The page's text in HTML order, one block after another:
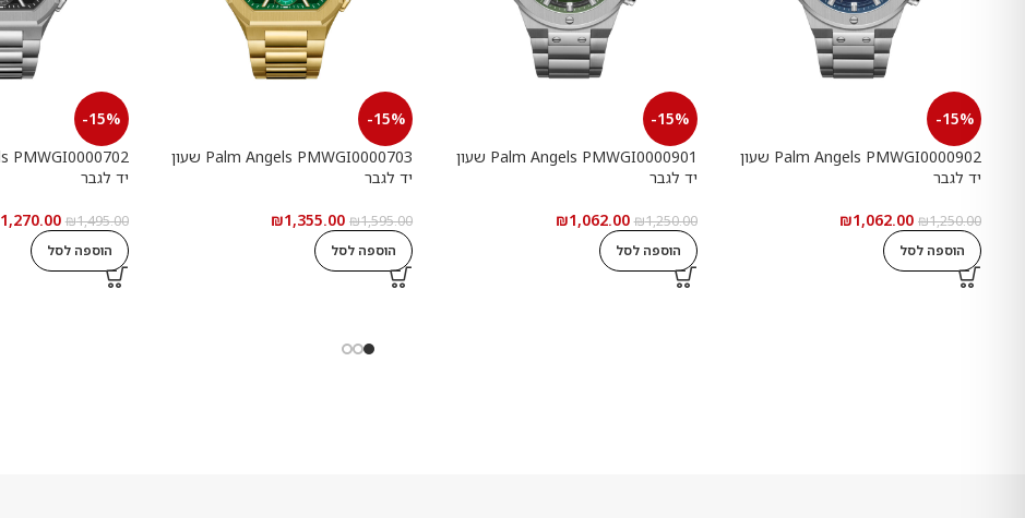
-15%
Palm Angels PMWGI0000902 שעון
יד לגבר
₪1,250.00
₪1,062.00
הוספה לסל
-15%
Palm Angels PMWGI0000901 שעון
יד לגבר
₪1,250.00
₪1,062.00
הוספה לסל
-15%
Palm Angels PMWGI0000703 שעון
יד לגבר
₪1,595.00
₪1,355.00
הוספה לסל
-15%
יד לגבר
₪1,495.00
1,270.00
הוספה לסל